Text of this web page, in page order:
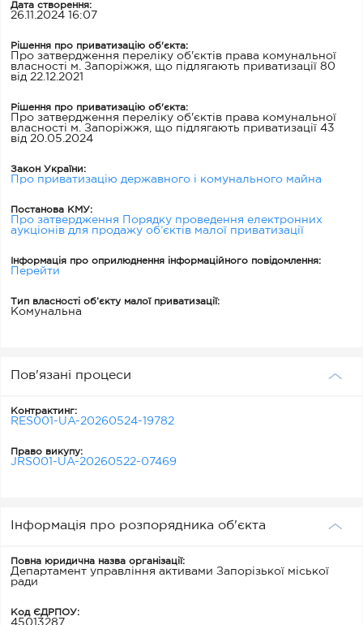
Дата створення:
26.11.2024 16:07
Рішення про приватизацію об'єкта:
Про затвердження переліку об'єктів права комунальної
власності м. Запоріжжя, що підлягають приватизації 80
від 22.12.2021
Рішення про приватизацію об'єкта:
Про затвердження переліку об'єктів права комунальної
власності м. Запоріжжя, що підлягають приватизації 43
від 20.05.2024
Закон України:
Про приватизацію державного і комунального майна
Постанова КМУ:
Про затвердження Порядку проведення електронних
аукціонів для продажу об’єктів малої приватизації
Інформація про оприлюднення інформаційного повідомлення:
Перейти
Тип власності об’єкту малої приватизації:
Комунальна
Пов'язані процеси
Контрактинг:
RES001-UA-20260524-19782
Право викупу:
JRS001-UA-20260522-07469
Інформація про розпорядника об'єкта
Повна юридична назва організації:
Департамент управління активами Запорізької міської
ради
Код ЄДРПОУ:
45013287